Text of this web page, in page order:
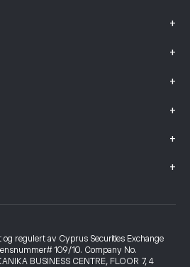
+
+
+
+
+
+
og regulert av Cyprus Securities Exchange
109/10. Company No.
BUSINESS CENTRE, FLOOR 7, 4